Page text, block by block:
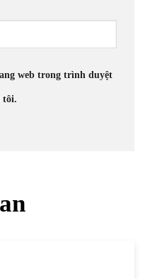
web trong trình duyệt
tôi.